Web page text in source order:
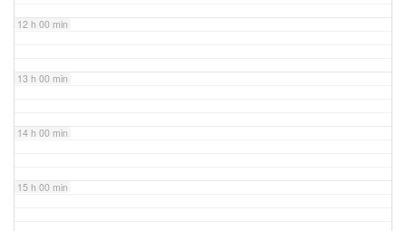
12 h 00 min
13 h 00 min
14 h 00 min
15 h 00 min